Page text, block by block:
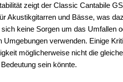
zeigt der Classic Cantabile
Akustikgitarren und Bässe, was
keine Sorgen um das Umfallen
Umgebungen verwenden. Einige
möglicherweise nicht die
sein könnte.